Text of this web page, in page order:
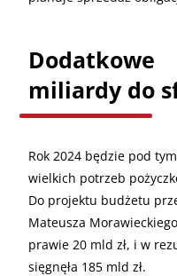
Dodatkowe
miliardy do
Rok 2024 będzie pod
wielkich potrzeb
Do projektu budżetu
Mateusza
prawie 20 mld zł, i w
sięgnęła 185 mld zł.